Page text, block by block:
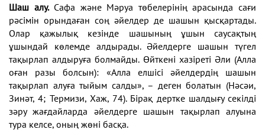
Шаш алу.Сафа және Мәруа төбелерінің арасында сағи
рәсімін орындаған соң әйелдер де шашын қысқартады.
Олар қажылық кезінде шашының ұшын саусақтың
ұшындай көлемде алдырады. Әйелдерге шашын түгел
тақырлап алдыруға болмайды. Өйткені хазіреті Әли (Алла
оған разы болсын): «Алла елшісі әйелдердің шашын
тақырлап алуға тыйым салды», – дегенболатын (Нәсәи,
Зинәт, 4; Термизи, Хаж, 74). Бірақ дертке шалдығу секілді
зәру жағдайларда әйелдерге шашын тақырлап алуына
тура келсе, оның жөні басқа.